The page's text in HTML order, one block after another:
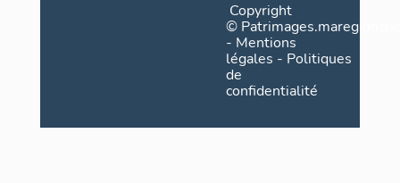
Copyright
©
- Mentions
légales - Politiques
de
confidentialité